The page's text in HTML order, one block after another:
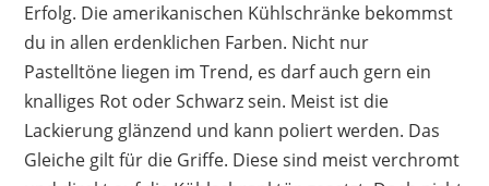
Erfolg. Die amerikanischen Kühlschränke bekommst
du in allen erdenklichen Farben. Nicht nur
Pastelltöne liegen im Trend, es darf auch gern ein
knalliges Rot oder Schwarz sein. Meist ist die
Lackierung glänzend und kann poliert werden. Das
Gleiche gilt für die Griffe. Diese sind meist verchromt